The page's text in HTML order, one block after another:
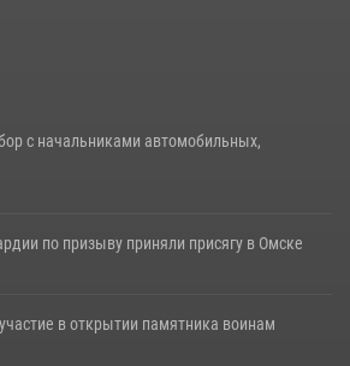
с начальниками автомобильных,
по призыву приняли присягу в Омске
в открытии памятника воинам